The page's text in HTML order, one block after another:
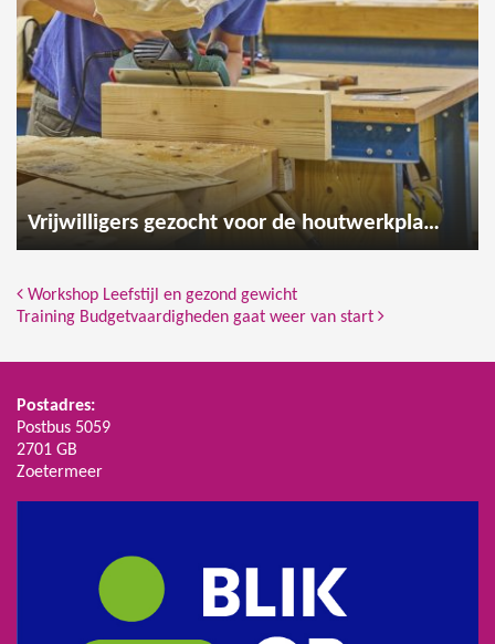
Vrijwilligers gezocht voor de houtwerkplaats
Bericht Navigatie
Workshop Leefstijl en gezond gewicht
Training Budgetvaardigheden gaat weer van start
Postadres:
Postbus 5059
2701 GB
Zoetermeer